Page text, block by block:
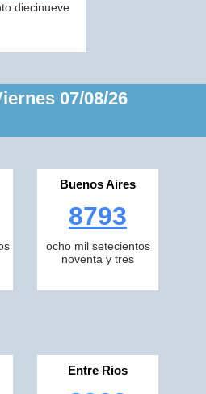
diecinueve
07/08/26
Buenos Aires
8793
ocho mil setecientos
noventa y tres
Entre Rios